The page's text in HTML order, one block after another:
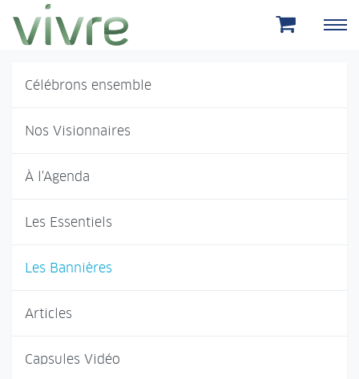
Aller au menu principal
Aller au contenu principal
Célébrons ensemble
Nos Visionnaires
À l'Agenda
Les Essentiels
Les Bannières
Articles
Capsules Vidéo